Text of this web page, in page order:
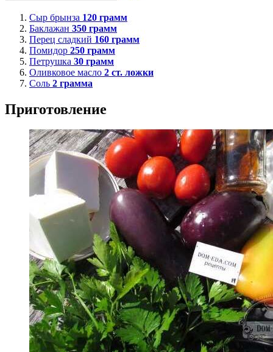
Сыр брынза 120 грамм
Баклажан 350 грамм
Перец сладкий 160 грамм
Помидор 250 грамм
Петрушка 30 грамм
Оливковое масло 2 ст. ложки
Соль 2 грамма
Приготовление